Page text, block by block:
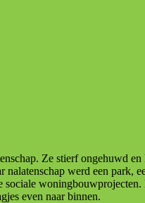
Ze stierf ongehuwd
werd een park,
sociale
even naar binnen.